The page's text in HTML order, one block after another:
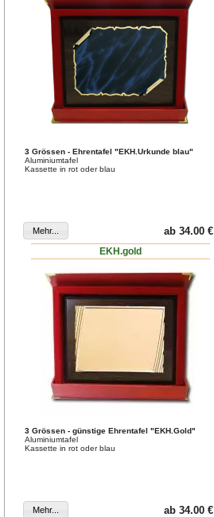
3 Grössen - Ehrentafel "EKH.Urkunde blau"
Aluminiumtafel
Kassette in rot oder blau
ab 34.00 €
EKH.gold
3 Grössen - günstige Ehrentafel "EKH.Gold"
Aluminiumtafel
Kassette in rot oder blau
ab 34.00 €